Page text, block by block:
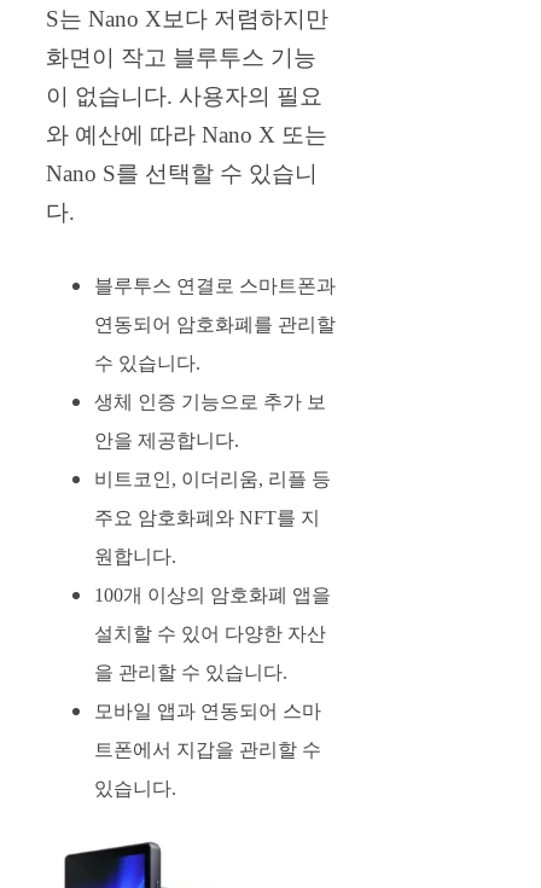
S는 Nano X보다 저렴하지만
화면이 작고 블루투스 기능
이 없습니다. 사용자의 필요
와 예산에 따라 Nano X 또는
Nano S를 선택할 수 있습니
다.
블루투스 연결로 스마트폰과
연동되어 암호화폐를 관리할
수 있습니다.
생체 인증 기능으로 추가 보
안을 제공합니다.
비트코인, 이더리움, 리플 등
주요 암호화폐와 NFT를 지
원합니다.
100개 이상의 암호화폐 앱을
설치할 수 있어 다양한 자산
을 관리할 수 있습니다.
모바일 앱과 연동되어 스마
트폰에서 지갑을 관리할 수
있습니다.